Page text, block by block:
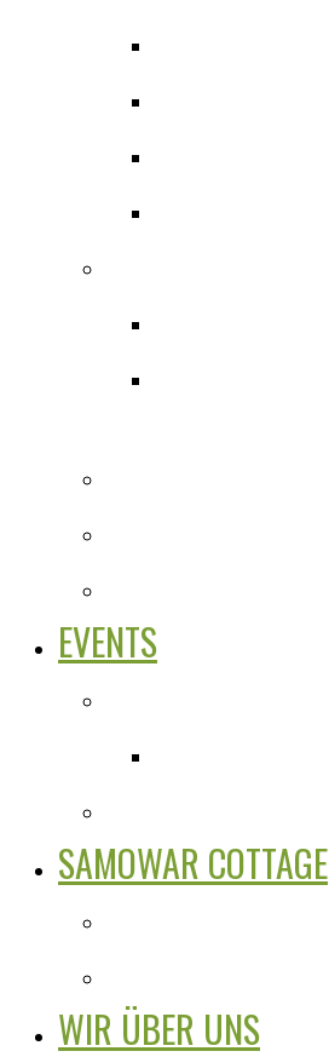
EVENTS
SAMOWAR COTTAGE
WIR ÜBER UNS